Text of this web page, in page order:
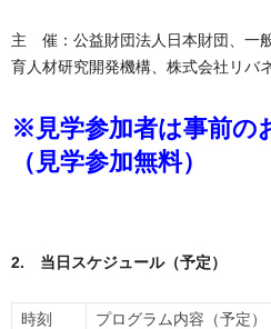
主 催：公益財団法人日本財団、一
育人材研究開発機構、株式会社リバ
※見学参加者は事前の
（見学参加無料）
2. 当日スケジュール（予定）
時刻
プログラム内容（予定）